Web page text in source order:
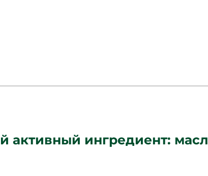
активный ингредиент: